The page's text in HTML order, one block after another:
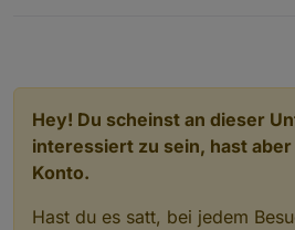
Hey! Du scheinst an dieser
interessiert zu sein, hast
Konto.
Hast du es satt, bei jedem